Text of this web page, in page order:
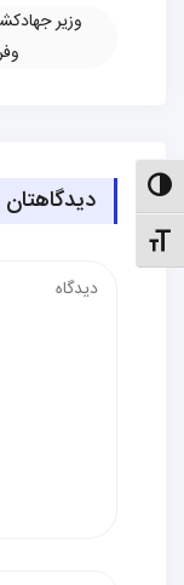
حالت کنتراست بالا
تنظیم اندازهٔ فونت
وزیر
دیدگاهتان